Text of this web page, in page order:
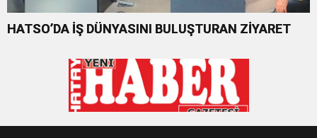
HATSO’DA İŞ DÜNYASINI BULUŞTURAN ZİYARET